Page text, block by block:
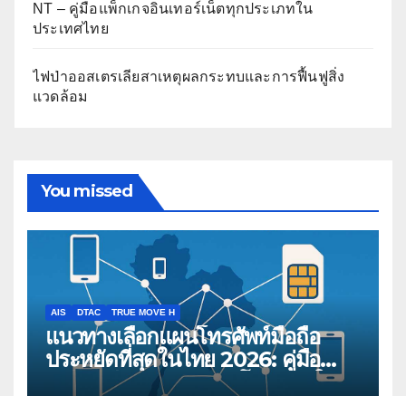
NT – คู่มือแพ็กเกจอินเทอร์เน็ตทุกประเภทใน
ประเทศไทย
ไฟป่าออสเตรเลียสาเหตุผลกระทบและการฟื้นฟูสิ่ง
แวดล้อม
You missed
AIS DTAC TRUE MOVE H
แนวทางเลือกแผนโทรศัพท์มือถือ
ประหยัดที่สุดในไทย 2026: คู่มือ
เปรียบเทียบสำหรับผู้บริโภคสมัยใหม่